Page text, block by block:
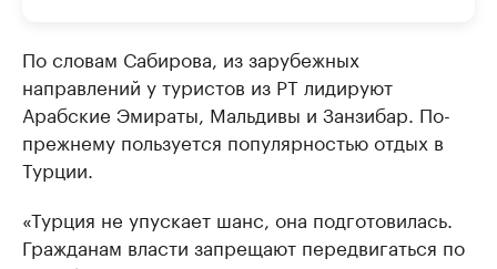
По словам Сабирова, из зарубежных
направлений у туристов из РТ лидируют
Арабские Эмираты, Мальдивы и Занзибар. По-
прежнему пользуется популярностью отдых в
Турции.
«Турция не упускает шанс, она подготовилась.
Гражданам власти запрещают передвигаться по